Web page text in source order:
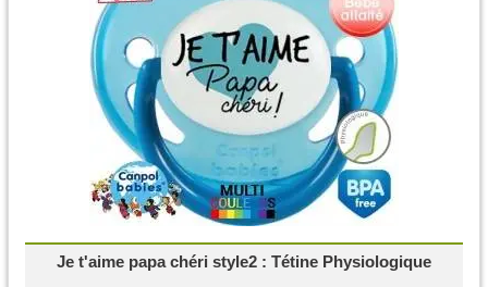
Je t'aime papa chéri style2 : Tétine Physiologique